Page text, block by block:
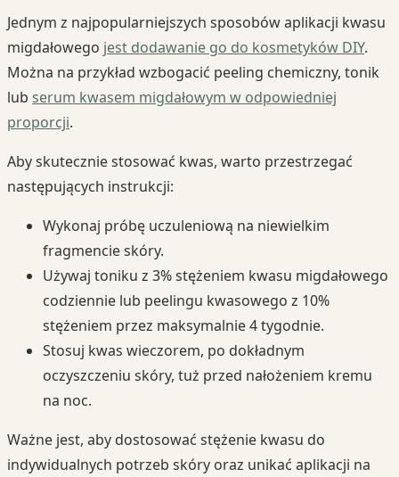
Jednym z najpopularniejszych sposobów aplikacji kwasu
migdałowego jest dodawanie go do kosmetyków DIY.
Można na przykład wzbogacić peeling chemiczny, tonik
lub serum kwasem migdałowym w odpowiedniej
proporcji.
Aby skutecznie stosować kwas, warto przestrzegać
następujących instrukcji:
Wykonaj próbę uczuleniową na niewielkim
fragmencie skóry.
Używaj toniku z 3% stężeniem kwasu migdałowego
codziennie lub peelingu kwasowego z 10%
stężeniem przez maksymalnie 4 tygodnie.
Stosuj kwas wieczorem, po dokładnym
oczyszczeniu skóry, tuż przed nałożeniem kremu
na noc.
Ważne jest, aby dostosować stężenie kwasu do
indywidualnych potrzeb skóry oraz unikać aplikacji na